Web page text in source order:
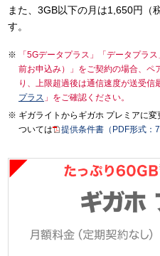
また、3GB以下の月は1,650円（
す。
「5Gデータプラス」「データプラ
前お申込み）」をご契約の場合、ペ
り、上限超過後は通信速度が送受信
プラス 」をご確認ください。
ギガライトからギガホ プレミアに
ついては
提供条件書（PDF形式：